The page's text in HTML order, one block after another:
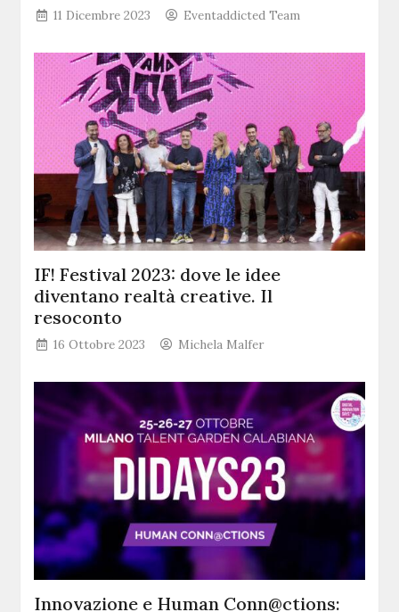
11 Dicembre 2023 Eventaddicted Team
IF! Festival 2023: dove le idee
diventano realtà creative. Il
resoconto
16 Ottobre 2023 Michela Malfer
Innovazione e Human Conn@ctions: